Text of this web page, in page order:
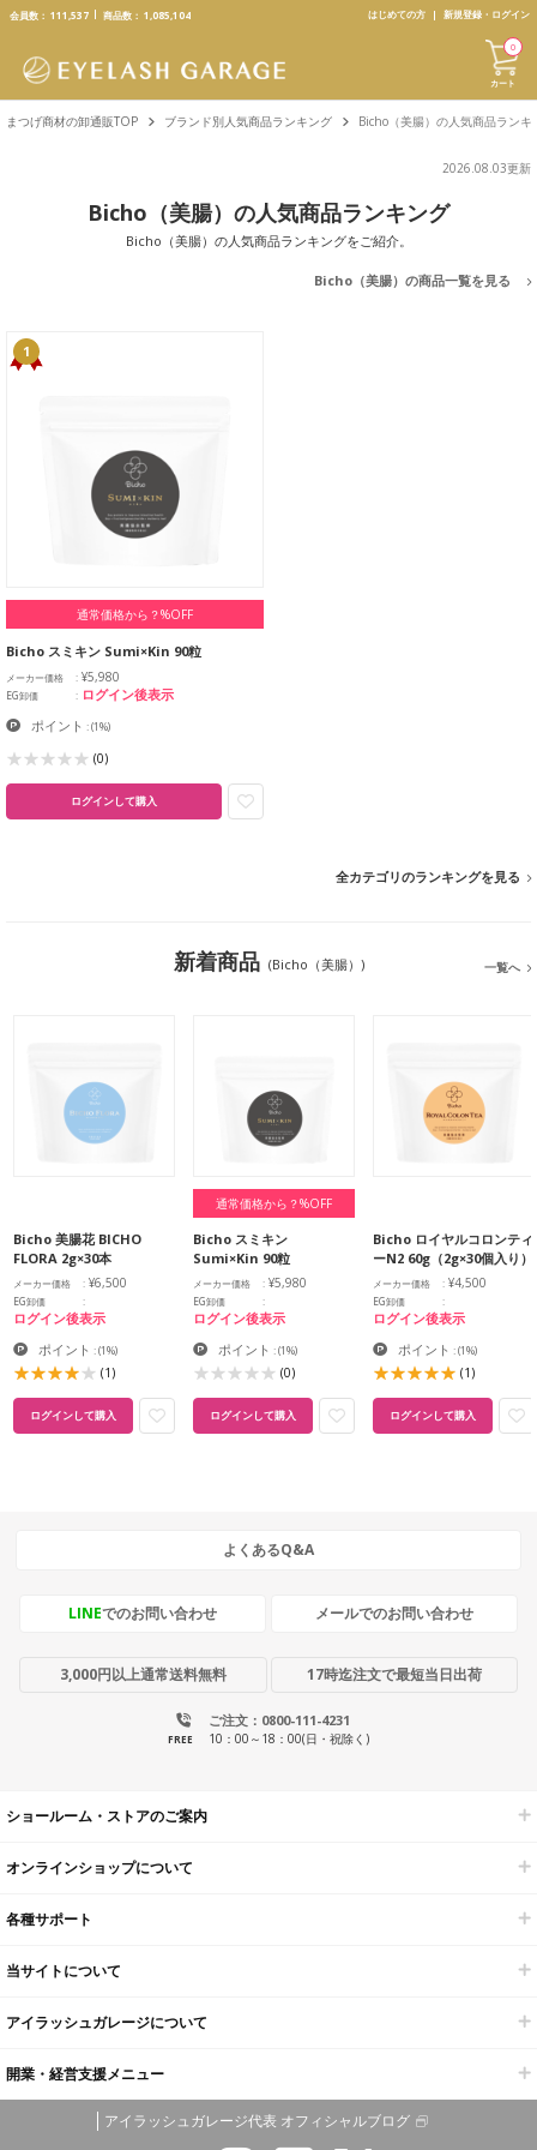
text.skipToContent
text.skipToNavigation
会員数： 111,537 商品数： 1,085,104 はじめての方 新規登録・ログイン
カート
0
まつげ商材の卸通販TOP ブランド別人気商品ランキング Bicho（美腸）の人気商品ランキ
2026.08.03更新
Bicho（美腸）の人気商品ランキング
Bicho（美腸）の人気商品ランキングをご紹介。
Bicho（美腸）の商品一覧を見る
1
通常価格から？%OFF
Bicho スミキン Sumi×Kin 90粒
メーカー価格 ¥5,980
EG卸価 ログイン後表示
ポイント :(1%)
(0)
ログインして購入
全カテゴリのランキングを見る
新着商品 (Bicho（美腸）) 一覧へ
Bicho 美腸花 BICHO
FLORA 2g×30本
メーカー価格 ¥6,500
EG卸価
ログイン後表示
ポイント :(1%)
(1)
ログインして購入
通常価格から？%OFF
Bicho スミキン
Sumi×Kin 90粒
メーカー価格 ¥5,980
EG卸価
ログイン後表示
ポイント :(1%)
(0)
ログインして購入
Bicho ロイヤルコロンティ
ーN2 60g（2g×30個入り）
メーカー価格 ¥4,500
EG卸価
ログイン後表示
ポイント :(1%)
(1)
ログインして購入
よくあるQ&A
LINEでのお問い合わせ メールでのお問い合わせ
3,000円以上通常送料無料 17時迄注文で最短当日出荷
ご注文：0800-111-4231
FREE 10：00～18：00(日・祝除く)
ショールーム・ストアのご案内
オンラインショップについて
各種サポート
当サイトについて
アイラッシュガレージについて
開業・経営支援メニュー
アイラッシュガレージ代表 オフィシャルブログ